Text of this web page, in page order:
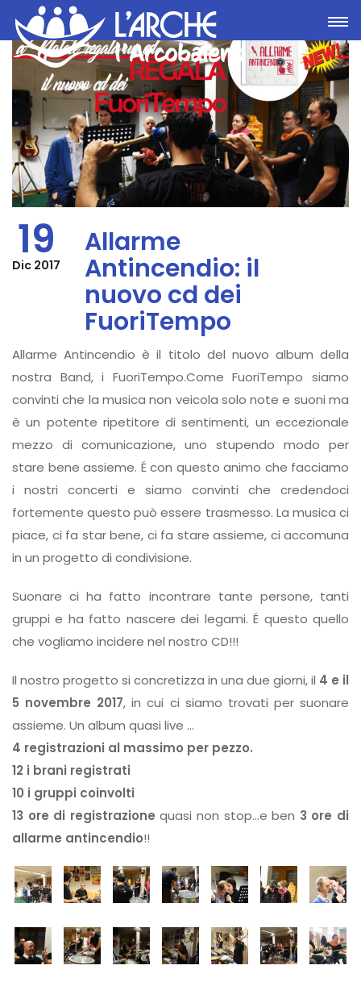
19
Dic 2017
Allarme
Antincendio: il
nuovo cd dei
FuoriTempo
Allarme Antincendio è il titolo del nuovo album della
nostra Band, i FuoriTempo.Come FuoriTempo siamo
convinti che la musica non veicola solo note e suoni ma
è un potente ripetitore di sentimenti, un eccezionale
mezzo di comunicazione, uno stupendo modo per
stare bene assieme. É con questo animo che facciamo
i nostri concerti e siamo convinti che credendoci
fortemente questo può essere trasmesso. La musica ci
piace, ci fa star bene, ci fa stare assieme, ci accomuna
in un progetto di condivisione.
Suonare ci ha fatto incontrare tante persone, tanti
gruppi e ha fatto nascere dei legami. É questo quello
che vogliamo incidere nel nostro CD!!!
Il nostro progetto si concretizza in una due giorni, il 4 e il
5 novembre 2017, in cui ci siamo trovati per suonare
assieme. Un album quasi live …
4 registrazioni al massimo per pezzo.
12 i brani registrati
10 i gruppi coinvolti
13 ore di registrazione quasi non stop…e ben 3 ore di
allarme antincendio!!